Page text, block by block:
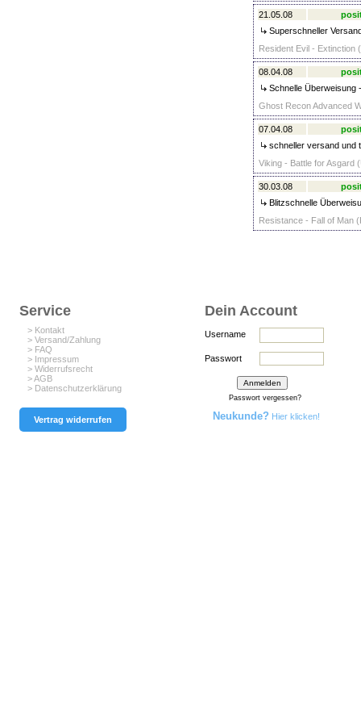
21.05.08
Superschneller
Resident Evil - Extinction
08.04.08
Schnelle Überweisung
Ghost Recon Advanced
07.04.08
schneller versand und
Viking - Battle for Asgard
30.03.08
Blitzschnelle
Resistance - Fall of Man
Service
> Kontakt
> Versand/Zahlung
> FAQ
> Impressum
> Widerrufsrecht
> AGB
> Datenschutzerklärung
Vertrag widerrufen
Dein Account
Username
Passwort
Passwort vergessen?
Neukunde? Hier klicken!